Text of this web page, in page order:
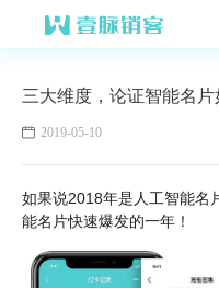
三大维度，论证智能名
2019-05-10
如果说2018年是人工智能名
能名片快速爆发的一年！